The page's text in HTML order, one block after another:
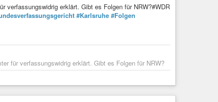
verfassungswidrig erklärt. Gibt es Folgen für NRW?#WDR
#Karlsruhe #Folgen
für verfassungswidrig erklärt. Gibt es Folgen für NRW?